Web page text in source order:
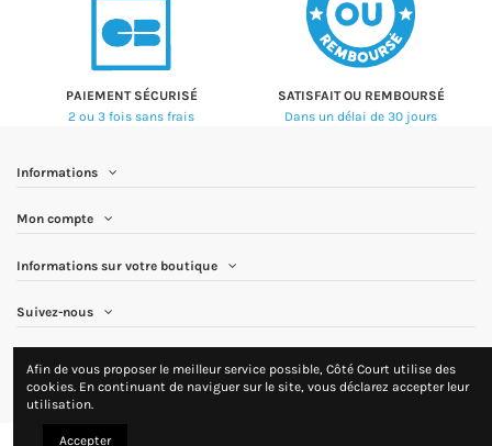
PAIEMENT SÉCURISÉ
2 ou 3 fois sans frais
SATISFAIT OU REMBOURSÉ
Dans un délai de 30 jours
Informations
Mon compte
Informations sur votre boutique
Suivez-nous
Afin de vous proposer le meilleur service possible, Côté Court utilise des
cookies. En continuant de naviguer sur le site, vous déclarez accepter leur
utilisation.
Accepter